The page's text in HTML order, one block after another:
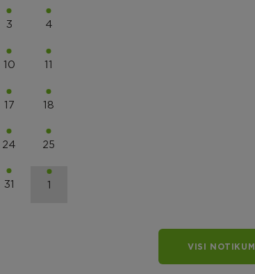
3 4
10 11
17 18
24 25
31 1
VISI NOTIKUMI